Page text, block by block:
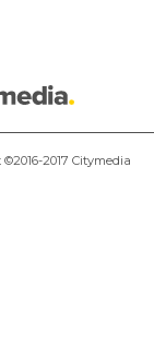
2017 Citymedia